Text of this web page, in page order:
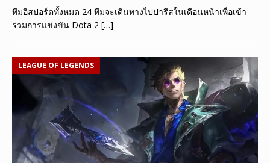
ทีมอีสปอร์ตทั้งหมด 24 ทีมจะเดินทางไปปารีสในเดือนหน้าเพื่อเข้า
ร่วมการแข่งขัน Dota 2 […]
LEAGUE OF LEGENDS